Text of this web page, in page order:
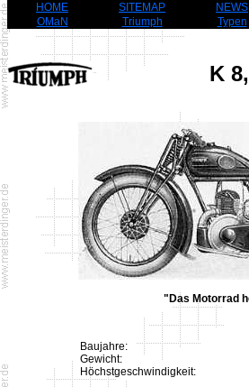
HOME SITEMAP NEWS
OMaN
Triumph Typen
K
"Das Motorrad
Baujahre:
Gewicht:
Höchstgeschwindigkeit: